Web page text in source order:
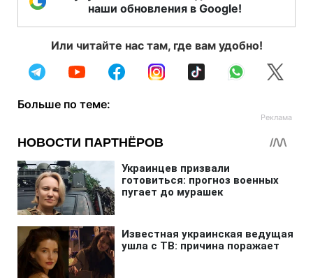
наши обновления в Google!
Или читайте нас там, где вам удобно!
Больше по теме: